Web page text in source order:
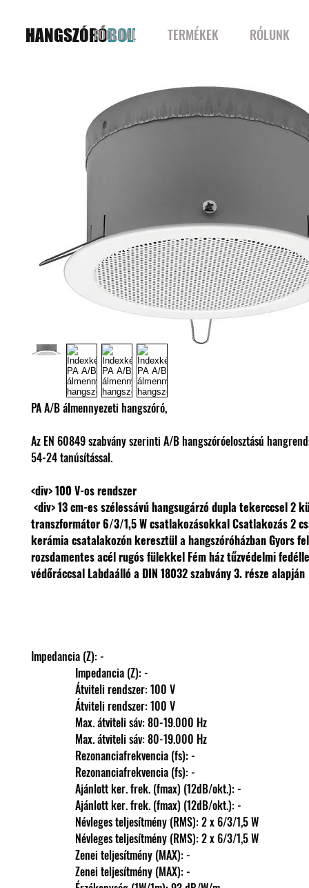
HANGSZÓRÓBOLT
FŐOLDAL TERMÉKEK RÓLUNK
PA A/B álmennyezeti hangszóró,
Az EN 60849 szabvány szerinti A/B hangszóróelosztású
54-24 tanúsítással.
<div>100 V-os rendszer
<div> 13 cm-es szélessávú hangsugárzó dupla tekerccsel 2
transzformátor 6/3/1,5 W csatlakozásokkal Csatlakozás 2
kerámia csatalakozón keresztül a hangszóróházban Gyors
rozsdamentes acél rugós fülekkel Fém ház tűzvédelmi
védőráccsal Labdaálló a DIN 18032 szabvány 3. része alapján
Impedancia (Z): -
                Impedancia (Z): -
                Átviteli rendszer: 100 V
                Átviteli rendszer: 100 V
                Max. átviteli sáv: 80-19.000 Hz
                Max. átviteli sáv: 80-19.000 Hz
                Rezonanciafrekvencia (fs): -
                Rezonanciafrekvencia (fs): -
                Ajánlott ker. frek. (fmax) (12dB/okt.): -
                Ajánlott ker. frek. (fmax) (12dB/okt.): -
                Névleges teljesítmény (RMS): 2 x 6/3/1,5 W
                Névleges teljesítmény (RMS): 2 x 6/3/1,5 W
                Zenei teljesítmény (MAX): -
                Zenei teljesítmény (MAX): -